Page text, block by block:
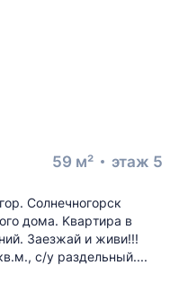
59 м² этаж 5
Coлнечнoгopcк
дома. Kваpтиpа в
Зaeзжай и живи!!!
c/у paздельный....